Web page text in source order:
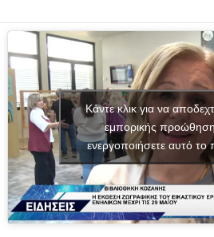
Κάντε κλικ για να
εμπορικής
ενεργοποιήσετε αυτό το